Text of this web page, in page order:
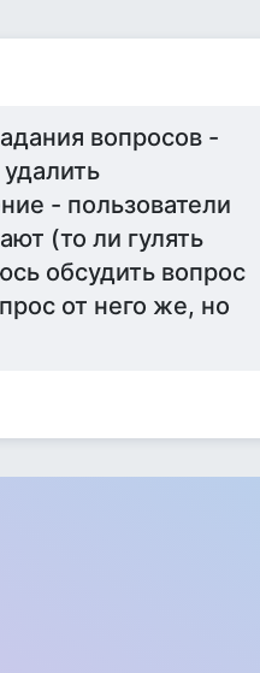
вопросов -
- пользователи
(то ли гулять
обсудить вопрос
от него же, но